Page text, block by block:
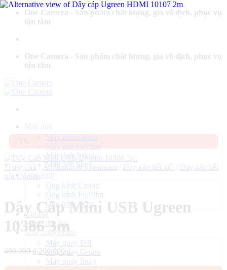
dung
One Camera - Sản phẩm chất lượng, giá vô địch, phục vụ
tận tâm
One Camera - Sản phẩm chất lượng, giá vô địch, phục vụ
tận tâm
Máy ảnh Canon
Máy ảnh Nikon
Máy ảnh Sony
Ống kính
Ống kính Canon
Ống kính Fujifilm
Ống kính Sony
Gimbal
Micro thu âm
Máy quay phim
Máy quay DJI
Máy quay Gopro
Máy quay Sony
Trang chủ Âm thanh & livestream Dây cáp kết nối
Dây cáp kết
nối Ugreen
Dây Cáp Mini USB Ugreen
10386 3m
400.000₫ Giá
gốc
300.000 ₫ Giá
hiện